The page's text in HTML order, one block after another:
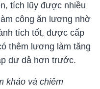
tích lũy được nhiều
công ăn lương nhờ
tích tốt, được cấp
thêm lương làm tăng
dư dả hơn trước.
khảo và chiêm